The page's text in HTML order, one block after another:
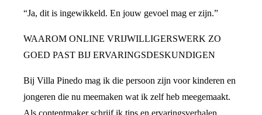
“Ja, dit is ingewikkeld. En jouw gevoel mag er zijn.”
WAAROM ONLINE VRIJWILLIGERSWERK ZO
GOED PAST BIJ ERVARINGSDESKUNDIGEN
Bij Villa Pinedo mag ik die persoon zijn voor kinderen en
jongeren die nu meemaken wat ik zelf heb meegemaakt.
Als contentmaker schrijf ik tips en ervaringsverhalen